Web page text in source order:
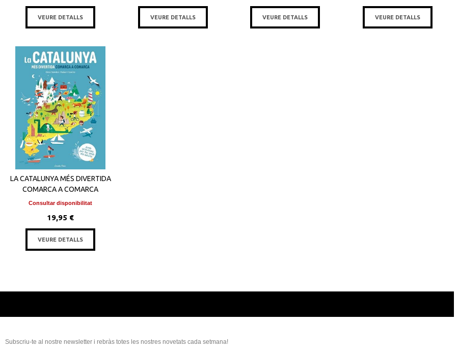
VEURE DETALLS VEURE DETALLS VEURE DETALLS VEURE DETALLS
LA CATALUNYA MÉS DIVERTIDA
COMARCA A COMARCA
Consultar disponibilitat
19,95 €
VEURE DETALLS
Subscriu-te al nostre newsletter i rebràs totes les nostres novetats cada setmana!